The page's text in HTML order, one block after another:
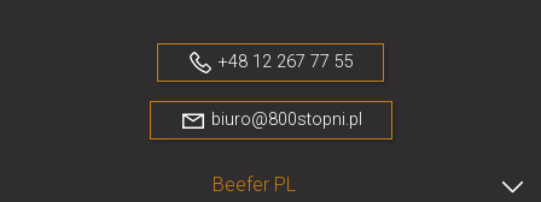
+48 12 267 77 55
biuro@800stopni.pl
Beefer PL